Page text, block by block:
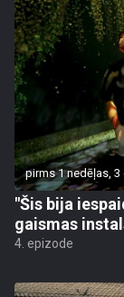
pirms 1 nedēļas, 3
"Šis bija
gaismas
4. epizode